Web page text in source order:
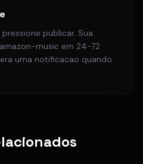
pressione publicar. Sua
music em 24-72
uma notificacao quando